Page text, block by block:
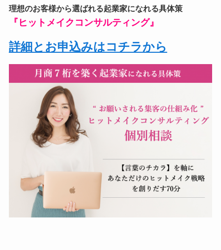
理想のお客様から選ばれる起業家になれる具体策
『ヒットメイクコンサルティング』
詳細とお申込みはコチラから